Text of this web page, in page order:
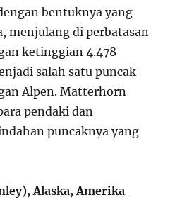
bentuknya yang
menjulang di perbatasan
ketinggian 4.478
salah satu puncak
Alpen. Matterhorn
pendaki dan
puncaknya yang
Alaska, Amerika